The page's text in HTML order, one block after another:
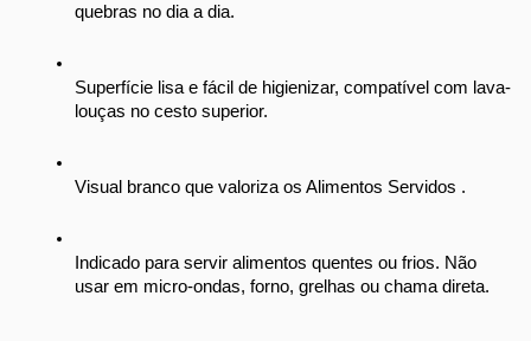
quebras no dia a dia.
Superfície lisa e fácil de higienizar, compatível com lava-
louças no cesto superior.
Visual branco que valoriza os Alimentos Servidos .
Indicado para servir alimentos quentes ou frios. Não
usar em micro-ondas, forno, grelhas ou chama direta.